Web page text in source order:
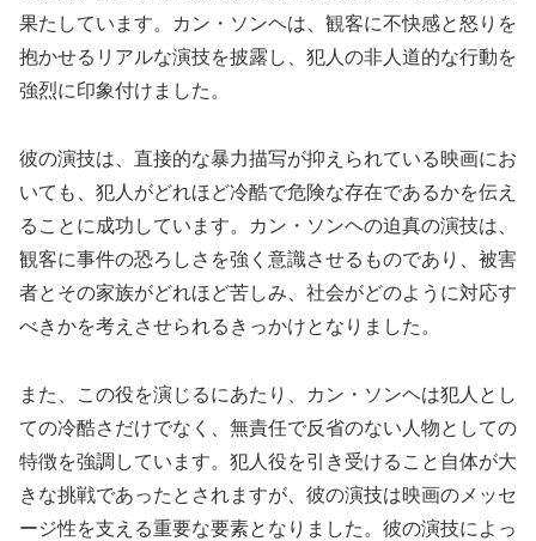
果たしています。カン・ソンヘは、観客に不快感と怒りを
抱かせるリアルな演技を披露し、犯人の非人道的な行動を
強烈に印象付けました。
彼の演技は、直接的な暴力描写が抑えられている映画にお
いても、犯人がどれほど冷酷で危険な存在であるかを伝え
ることに成功しています。カン・ソンヘの迫真の演技は、
観客に事件の恐ろしさを強く意識させるものであり、被害
者とその家族がどれほど苦しみ、社会がどのように対応す
べきかを考えさせられるきっかけとなりました。
また、この役を演じるにあたり、カン・ソンヘは犯人とし
ての冷酷さだけでなく、無責任で反省のない人物としての
特徴を強調しています。犯人役を引き受けること自体が大
きな挑戦であったとされますが、彼の演技は映画のメッセ
ージ性を支える重要な要素となりました。彼の演技によっ